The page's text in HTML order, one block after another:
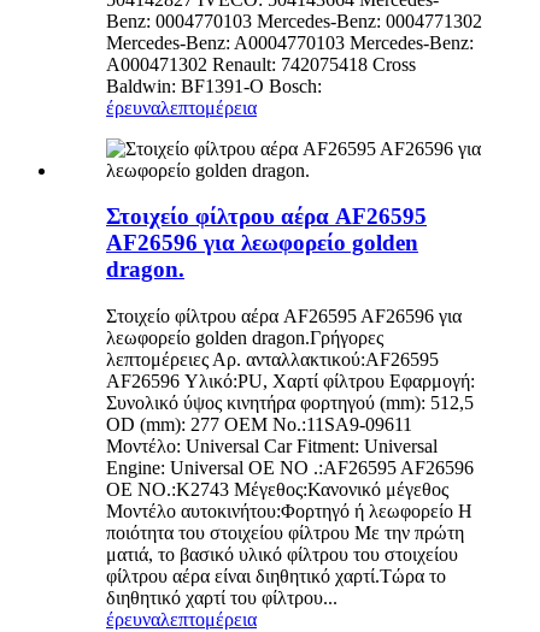
Benz: 0004770103 Mercedes-Benz: 0004771302
Mercedes-Benz: A0004770103 Mercedes-Benz:
A000471302 Renault: 742075418 Cross
Baldwin: BF1391-O Bosch:
έρευναλεπτομέρεια
Στοιχείο φίλτρου αέρα AF26595
AF26596 για λεωφορείο golden
dragon.
Στοιχείο φίλτρου αέρα AF26595 AF26596 για
λεωφορείο golden dragon.Γρήγορες
λεπτομέρειες Αρ. ανταλλακτικού:AF26595
AF26596 Υλικό:PU, Χαρτί φίλτρου Εφαρμογή:
Συνολικό ύψος κινητήρα φορτηγού (mm): 512,5
OD (mm): 277 OEM No.:11SA9-09611
Μοντέλο: Universal Car Fitment: Universal
Engine: Universal OE NO .:AF26595 AF26596
OE NO.:K2743 Μέγεθος:Κανονικό μέγεθος
Μοντέλο αυτοκινήτου:Φορτηγό ή λεωφορείο Η
ποιότητα του στοιχείου φίλτρου Με την πρώτη
ματιά, το βασικό υλικό φίλτρου του στοιχείου
φίλτρου αέρα είναι διηθητικό χαρτί.Τώρα το
διηθητικό χαρτί του φίλτρου...
έρευναλεπτομέρεια